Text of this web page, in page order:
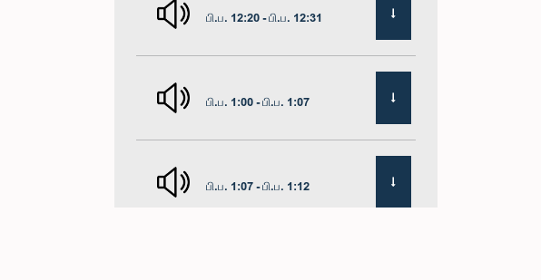
பி.ப. 12:20 - பி.ப. 12:31
பி.ப. 1:00 - பி.ப. 1:07
பி.ப. 1:07 - பி.ப. 1:12